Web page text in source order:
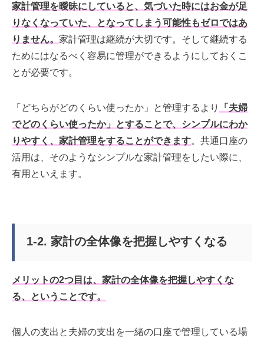
家計管理を曖昧にしていると、気づいた時にはお金が足
りなくなっていた、となってしまう可能性もゼロではあ
りません。 家計管理は継続が大切です。そして継続する
ためにはなるべく容易に管理ができるようにしておくこ
とが必要です。
「どちらがどのくらい使ったか」と管理するより
「夫婦
でどのくらい使ったか」とすることで、シンプルにわか
りやすく、家計管理をすることができます。共通口座の
活用は、そのようなシンプルな家計管理をしたい際に、
有用といえます。
1-2. 家計の全体像を把握しやすくなる
メリットの2つ目は、家計の全体像を把握しやすくな
る、ということです。
個人の支出と夫婦の支出を一緒の口座で管理している場